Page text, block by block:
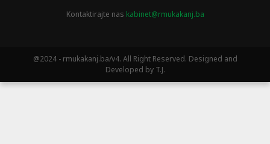
Kontaktirajte nas kabinet@rmukakanj.ba
@2024 - rmukakanj.ba/v4. All Right Reserved. Designed and
Developed by T.J.